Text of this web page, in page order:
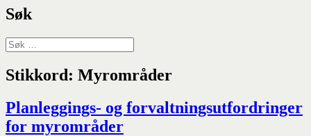
Søk
Søk
etter:
Stikkord: Myrområder
Planleggings- og forvaltningsutfordringer
for myrområder